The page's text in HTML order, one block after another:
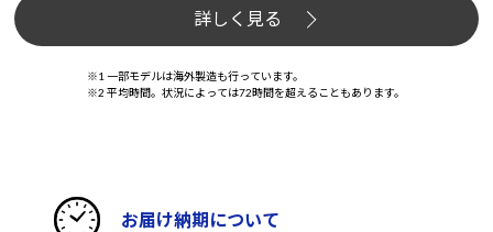
詳しく見る
※1 一部モデルは海外製造も行っています。
※2 平均時間。状況によっては72時間を超えることもあります。
お届け納期について